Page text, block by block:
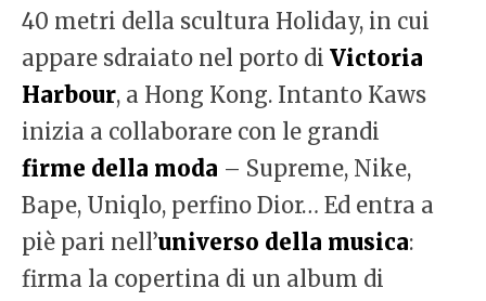
40 metri della scultura Holiday, in cui
appare sdraiato nel porto di Victoria
Harbour, a Hong Kong. Intanto Kaws
inizia a collaborare con le grandi
firme della moda – Supreme, Nike,
Bape, Uniqlo, perfino Dior… Ed entra a
piè pari nell’universo della musica:
firma la copertina di un album di